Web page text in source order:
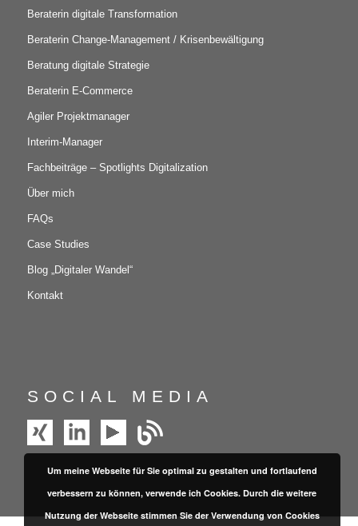
Beraterin digitale Transformation
Beraterin Change-Management / Krisenbewältigung
Beratung digitale Strategie
Beraterin E-Commerce
Agiler Projektmanager
Interim-Manager
Fachbeiträge – Spotlights Digitalization
Über mich
FAQs
Case Studies
Blog „Digitaler Wandel“
Kontakt
SOCIAL MEDIA
Um meine Webseite für Sie optimal zu gestalten und fortlaufend
verbessern zu können, verwende ich Cookies. Durch die weitere
Nutzung der Webseite stimmen Sie der Verwendung von Cookies